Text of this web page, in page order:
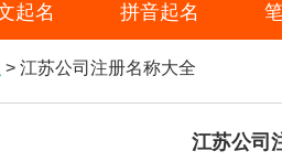
起名 拼音起名
> 江苏公司注册名称大全
江苏公司